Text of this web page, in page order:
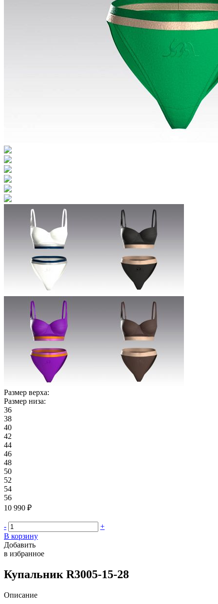
Размер верха:
Размер низа:
36
38
40
42
44
46
48
50
52
54
56
10 990 ₽
-
+
В корзину
Добавить
в избранное
Купальник R3005-15-28
Описание